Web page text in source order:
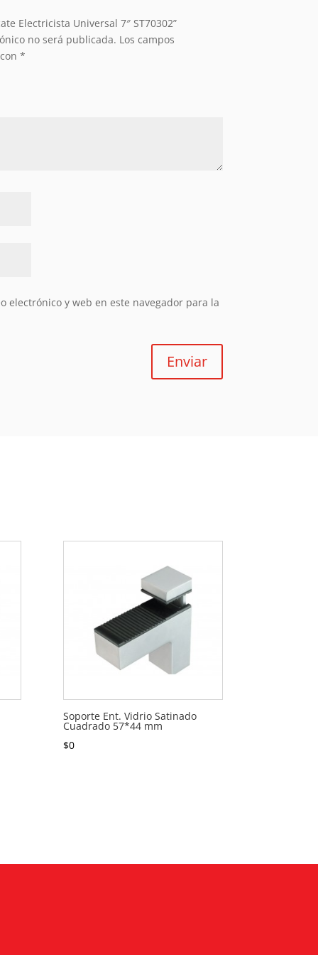
Electricista Universal 7″ ST70302”
no será publicada. Los campos
*
electrónico y web en este navegador para la
Enviar
Soporte Ent. Vidrio Satinado
Cuadrado 57*44 mm
$0